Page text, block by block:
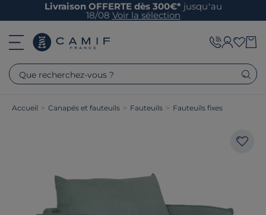
Livraison OFFERTE dès 300€* jusqu’au
18/08 Voir la sélection
Que recherchez-vous ?
Accueil > Canapés et fauteuils > Fauteuils > Fauteuils fixes